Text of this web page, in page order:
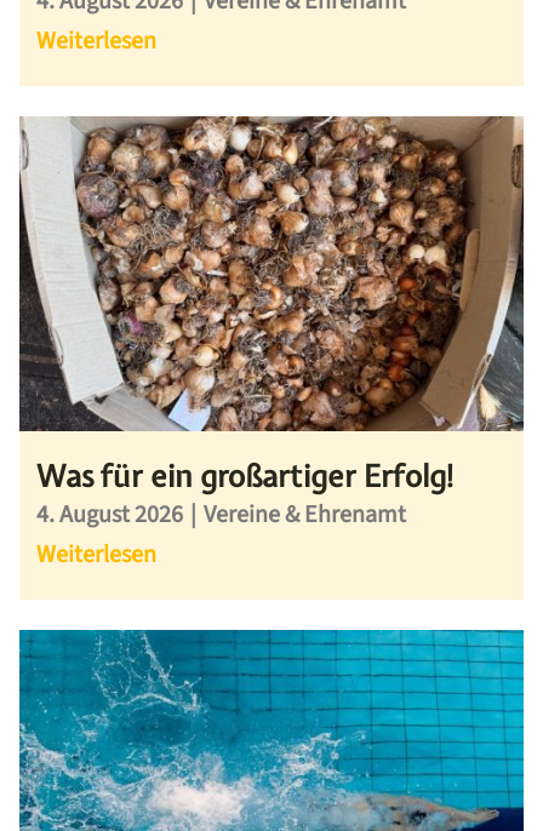
Weiterlesen
Was für ein großartiger Erfolg!
4. August 2026 | Vereine & Ehrenamt
Weiterlesen